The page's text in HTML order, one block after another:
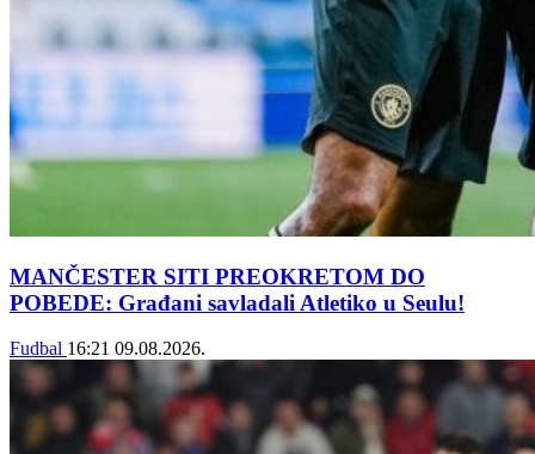
MANČESTER SITI PREOKRETOM DO
POBEDE: Građani savladali Atletiko u Seulu!
Fudbal 16:21 09.08.2026.